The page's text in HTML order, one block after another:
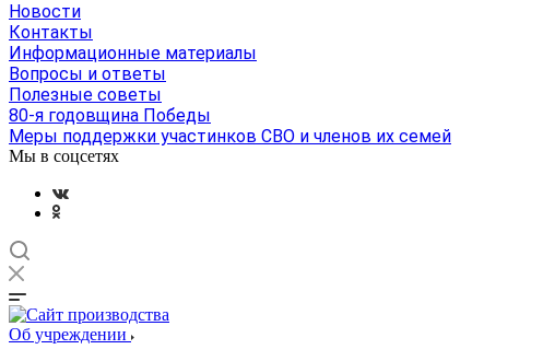
Новости
Контакты
Информационные материалы
Вопросы и ответы
Полезные советы
80-я годовщина Победы
Меры поддержки участинков СВО и членов их семей
Мы в соцсетях
Об учреждении